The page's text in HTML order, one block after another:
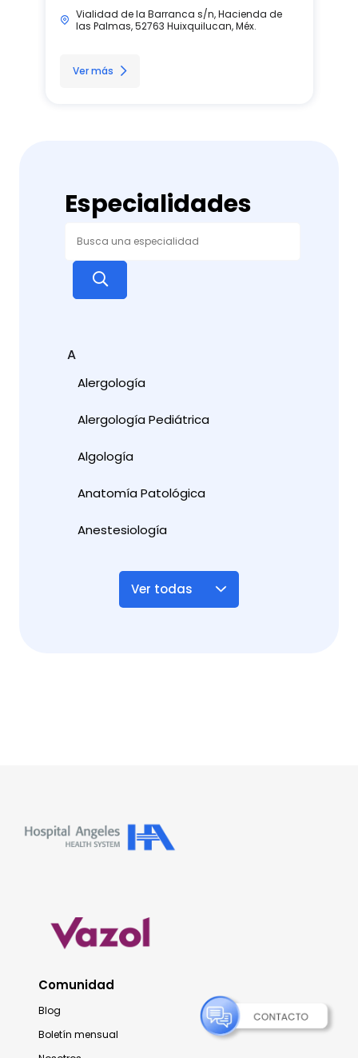
Vialidad de la Barranca s/n, Hacienda de
las Palmas, 52763 Huixquilucan, Méx.
Ver más
Especialidades
A
Alergología
Alergología Pediátrica
Algología
Anatomía Patológica
Anestesiología
Ver todas
Comunidad
Blog
Boletín mensual